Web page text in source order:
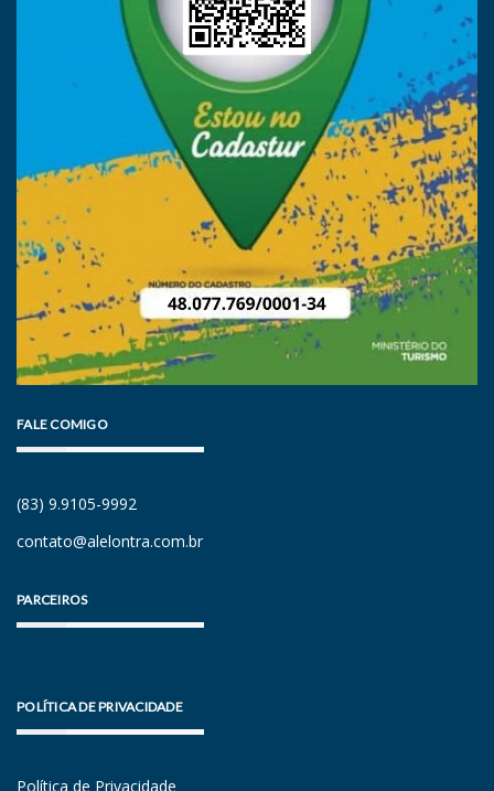
FALE COMIGO
(83) 9.9105-9992
contato@alelontra.com.br
PARCEIROS
POLÍTICA DE PRIVACIDADE
Política de Privacidade